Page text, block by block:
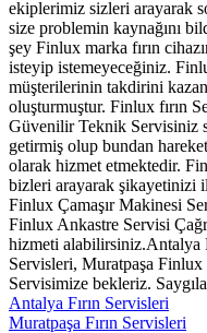
ekiplerimiz sizleri arayarak
size problemin kaynağını
şey Finlux marka fırın
isteyip istemeyeceğiniz.
müşterilerinin takdirini
oluşturmuştur. Finlux fırın
Güvenilir Teknik Servisiniz
getirmiş olup bundan
olarak hizmet etmektedir.
bizleri arayarak şikayetinizi
Finlux Çamaşır Makinesi
Finlux Ankastre Servisi
hizmeti alabilirsiniz.Antalya
Servisleri, Muratpaşa
Servisimize bekleriz.
Antalya Fırın Servisleri
Muratpaşa Fırın Servisleri